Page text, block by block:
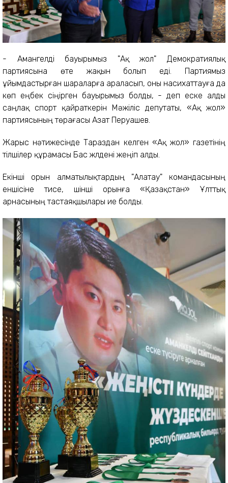
- Амангелді бауырымыз "Ақ жол" Демократиялық
партиясына өте жақын болып еді. Партиямыз
ұйымдастырған шараларға араласып, оны насихаттауға да
көп еңбек сіңірген бауырымыз болды, - деп еске алды
саңлақ спорт қайраткерін Мәжіліс депутаты, «Ақ жол»
партиясының төрағасы Азат Перуашев.
Жарыс нәтижесінде Тараздан келген «Ақ жол» газетінің
тілшілер құрамасы Бас жүлдені жеңіп алды.
Екінші орын алматылықтардың "Алатау" командасының
еншісіне тисе, үшінші орынға «Қазақстан» Ұлттық
арнасының тастаяқшылары ие болды.